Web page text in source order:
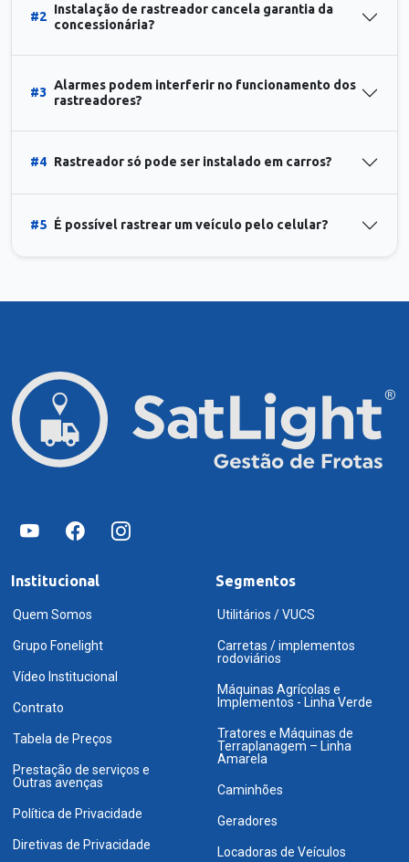
#2
Instalação de rastreador cancela garantia da
concessionária?
#3
Alarmes podem interferir no funcionamento dos
rastreadores?
#4 Rastreador só pode ser instalado em carros?
#5 É possível rastrear um veículo pelo celular?
Institucional
Quem Somos
Grupo Fonelight
Vídeo Institucional
Contrato
Tabela de Preços
Prestação de serviços e
Outras avenças
Política de Privacidade
Diretivas de Privacidade
Segmentos
Utilitários / VUCS
Carretas / implementos
rodoviários
Máquinas Agrícolas e
Implementos - Linha Verde
Tratores e Máquinas de
Terraplanagem – Linha
Amarela
Caminhões
Geradores
Locadoras de Veículos